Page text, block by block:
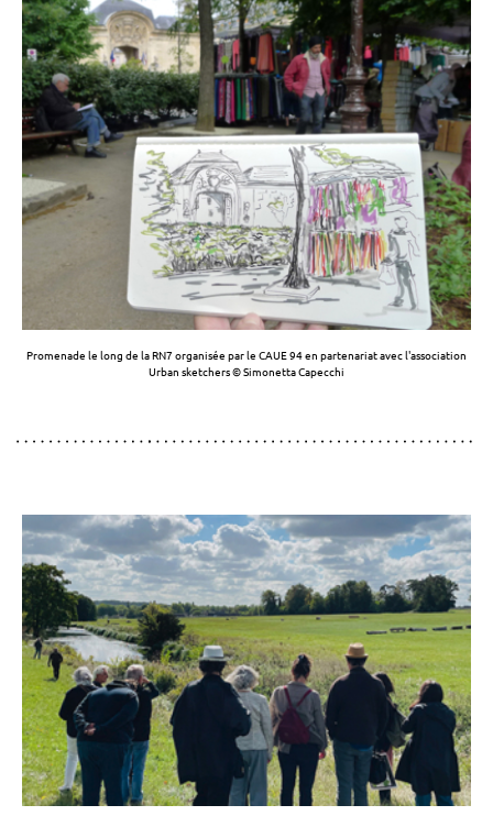
Promenade le long de la RN7 organisée par le CAUE 94 en partenariat avec l'association
Urban sketchers© Simonetta Capecchi